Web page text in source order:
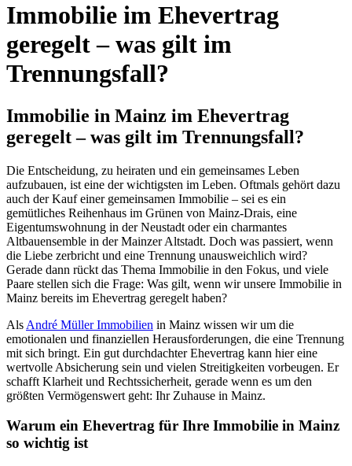
Immobilie im Ehevertrag
geregelt – was gilt im
Trennungsfall?
Immobilie in Mainz im Ehevertrag
geregelt – was gilt im Trennungsfall?
Die Entscheidung, zu heiraten und ein gemeinsames Leben
aufzubauen, ist eine der wichtigsten im Leben. Oftmals gehört dazu
auch der Kauf einer gemeinsamen Immobilie – sei es ein
gemütliches Reihenhaus im Grünen von Mainz-Drais, eine
Eigentumswohnung in der Neustadt oder ein charmantes
Altbauensemble in der Mainzer Altstadt. Doch was passiert, wenn
die Liebe zerbricht und eine Trennung unausweichlich wird?
Gerade dann rückt das Thema Immobilie in den Fokus, und viele
Paare stellen sich die Frage: Was gilt, wenn wir unsere Immobilie in
Mainz bereits im Ehevertrag geregelt haben?
Als André Müller Immobilien in Mainz wissen wir um die
emotionalen und finanziellen Herausforderungen, die eine Trennung
mit sich bringt. Ein gut durchdachter Ehevertrag kann hier eine
wertvolle Absicherung sein und vielen Streitigkeiten vorbeugen. Er
schafft Klarheit und Rechtssicherheit, gerade wenn es um den
größten Vermögenswert geht: Ihr Zuhause in Mainz.
Warum ein Ehevertrag für Ihre Immobilie in Mainz
so wichtig ist